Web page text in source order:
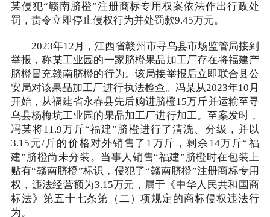
某侵犯“赣南脐橙”注册商标专用权案依法作出行政处
罚，责令立即停止侵权行为并处罚款9.45万元。
2023年12月，江西省赣州市寻乌县市场监管局接到
举报，称某工业园的一家脐橙果品加工厂存在将福建产
脐橙冒充赣南脐橙的行为。该局接举报后立即联合县公
安局对该果品加工厂进行执法检查。冯某从2023年10月
开始，从福建省永春县先后购进脐橙15万斤并运输至寻
乌县杨梅坑工业园的果品加工厂进行加工。至案发时，
冯某将11.9万斤“福建”脐橙进行了清洗、分级，并以
3.15元/斤的价格对外销售了1万斤，剩余14万斤“福
建”脐橙尚未分装。当事人销售“福建”脐橙时在包装上
贴有“赣南脐橙”标识，侵犯了“赣南脐橙”注册商标专用
权，违法经营额为3.15万元，属于《中华人民共和国商
标法》第五十七条第（二）项规定的商标侵权违法行
为。